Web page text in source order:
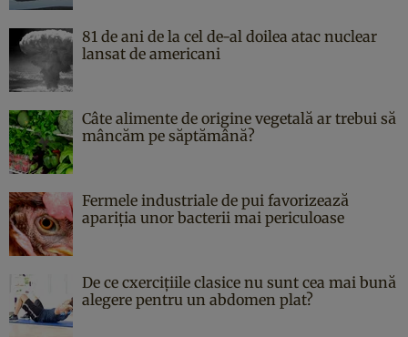
81 de ani de la cel de-al doilea atac nuclear
lansat de americani
Câte alimente de origine vegetală ar trebui să
mâncăm pe săptămână?
Fermele industriale de pui favorizează
apariția unor bacterii mai periculoase
De ce cxercițiile clasice nu sunt cea mai bună
alegere pentru un abdomen plat?